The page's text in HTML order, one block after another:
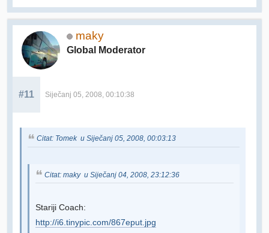
maky
Global Moderator
#11 Siječanj 05, 2008, 00:10:38
Citat: Tomek u Siječanj 05, 2008, 00:03:13
Citat: maky u Siječanj 04, 2008, 23:12:36
Stariji Coach:
http://i6.tinypic.com/867eput.jpg